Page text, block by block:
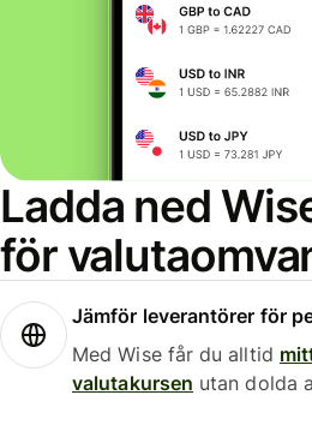
Ladda ned
för
Jämför leverantörer för
Med Wise får du alltid
valutakursen utan dolda